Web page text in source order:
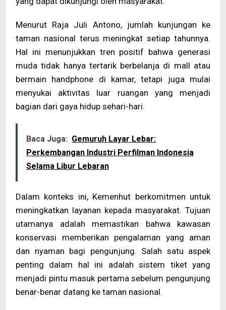
Menurut Raja Juli Antono, jumlah kunjungan ke
taman nasional terus meningkat setiap tahunnya.
Hal ini menunjukkan tren positif bahwa generasi
muda tidak hanya tertarik berbelanja di mall atau
bermain handphone di kamar, tetapi juga mulai
menyukai aktivitas luar ruangan yang menjadi
bagian dari gaya hidup sehari-hari.
Baca Juga: Gemuruh Layar Lebar:
Perkembangan Industri Perfilman Indonesia
Selama Libur Lebaran
Dalam konteks ini, Kemenhut berkomitmen untuk
meningkatkan layanan kepada masyarakat. Tujuan
utamanya adalah memastikan bahwa kawasan
konservasi memberikan pengalaman yang aman
dan nyaman bagi pengunjung. Salah satu aspek
penting dalam hal ini adalah sistem tiket yang
menjadi pintu masuk pertama sebelum pengunjung
benar-benar datang ke taman nasional.